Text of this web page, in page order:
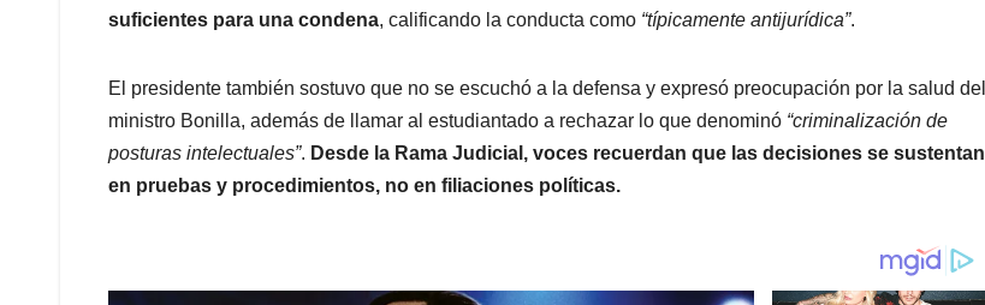
suficientes para una condena, calificando la conducta como “típicamente antijurídica”.
El presidente también sostuvo que no se escuchó a la defensa y expresó preocupación por la salud del
ministro Bonilla, además de llamar al estudiantado a rechazar lo que denominó “criminalización de
posturas intelectuales”. Desde la Rama Judicial, voces recuerdan que las decisiones se sustentan
en pruebas y procedimientos, no en filiaciones políticas.